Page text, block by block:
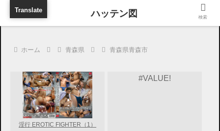
旅行に出張に待ち合わせに
ホーム 青森県 青森県青森市
淫行 EROTIC FIGHTER（1）
#VALUE!
検索
Translate